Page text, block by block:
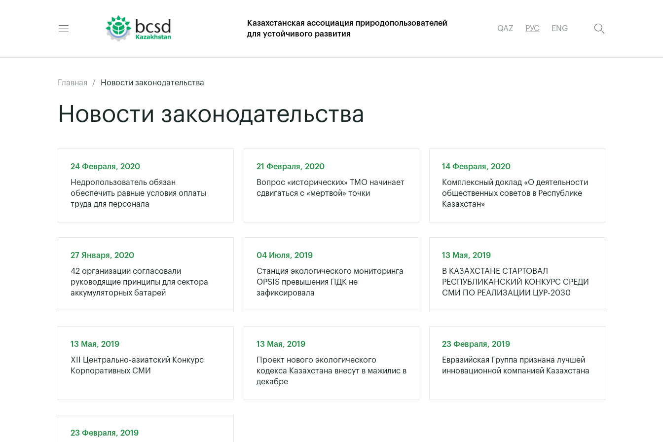
Казахстанская ассоциация природопользователей
для устойчивого развития
QAZ РУС ENG
Главная Новости законодательства
Новости законодательства
24 Февраля, 2020
Недропользователь обязан
обеспечить равные условия оплаты
труда для персонала
21 Февраля, 2020
Вопрос «исторических» ТМО начинает
сдвигаться с «мертвой» точки
14 Февраля, 2020
Комплексный доклад «О деятельности
общественных советов в Республике
Казахстан»
27 Января, 2020
42 организации согласовали
руководящие принципы для сектора
аккумуляторных батарей
04 Июля, 2019
Станция экологического мониторинга
OPSIS превышения ПДК не
зафиксировала
13 Мая, 2019
В КАЗАХСТАНЕ СТАРТОВАЛ
РЕСПУБЛИКАНСКИЙ КОНКУРС СРЕДИ
СМИ ПО РЕАЛИЗАЦИИ ЦУР-2030
13 Мая, 2019
XII Центрально-азиатский Конкурс
Корпоративных СМИ
13 Мая, 2019
Проект нового экологического
кодекса Казахстана внесут в мажилис в
декабре
23 Февраля, 2019
Евразийская Группа признана лучшей
инновационной компанией Казахстана
23 Февраля, 2019